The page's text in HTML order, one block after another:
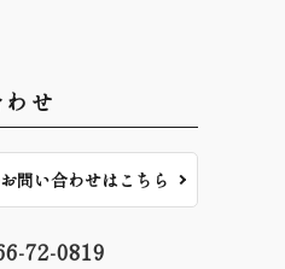
せ
問い合わせはこちら
72-0819